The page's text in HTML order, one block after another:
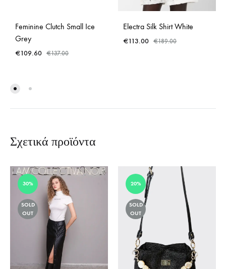
Feminine Clutch Small Ice
Grey
€109.60 €137.00
Electra Silk Shirt White
€113.00 €189.00
Σχετικά προϊόντα
30%
SOLD
OUT
20%
SOLD
OUT